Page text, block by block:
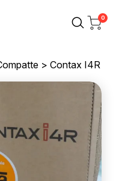
0
> Contax I4R